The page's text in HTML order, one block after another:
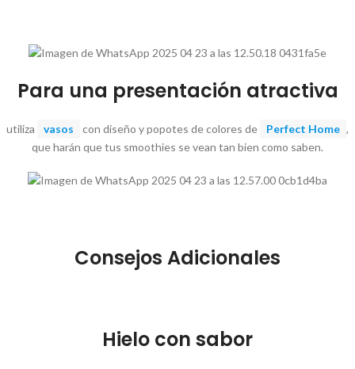
Para una presentación atractiva
utiliza vasos con diseño y popotes de colores de Perfect Home ,
que harán que tus smoothies se vean tan bien como saben.
Consejos Adicionales
Hielo con sabor